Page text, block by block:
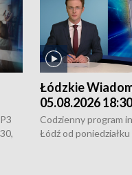
Łódzkie
05.08.2026 18:30
Codzienny program
Łódź od